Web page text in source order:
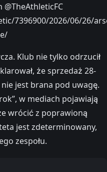
7396900/2026/06/26/
Klub nie tylko odrzucił
że sprzedaż 28-
jest brana pod uwagę.
w mediach pojawiają
wrócić z poprawioną
jest zdeterminowany,
zespołu.